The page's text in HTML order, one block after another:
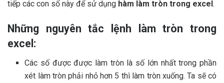
tiếp các con số này để sử dụng hàm làm tròn trong excel .
Những nguyên tắc lệnh làm tròn trong
excel:
Các số được được làm tròn là số lớn nhất trong phần
xét làm tròn phải nhỏ hơn 5 thì làm tròn xuống. Ta sẽ có